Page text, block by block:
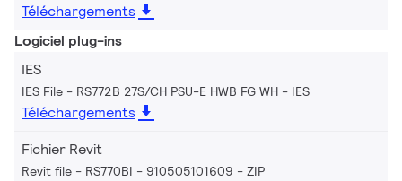
Téléchargements
Logiciel plug-ins
IES
IES File - RS772B 27S/CH PSU-E HWB FG WH IES
Téléchargements
Fichier Revit
Revit file - RS770BI - 910505101609 ZIP